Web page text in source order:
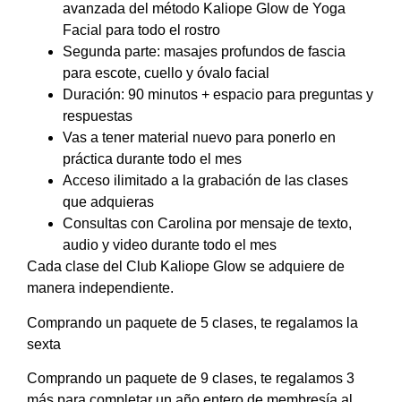
avanzada del método Kaliope Glow de Yoga
Facial para todo el rostro
Segunda parte: masajes profundos de fascia
para escote, cuello y óvalo facial
Duración: 90 minutos + espacio para preguntas y
respuestas
Vas a tener material nuevo para ponerlo en
práctica durante todo el mes
Acceso ilimitado a la grabación de las clases
que adquieras
Consultas con Carolina por mensaje de texto,
audio y video durante todo el mes
Cada clase del Club Kaliope Glow se adquiere de
manera independiente.
Comprando un paquete de 5 clases, te regalamos la
sexta
Comprando un paquete de 9 clases, te regalamos 3